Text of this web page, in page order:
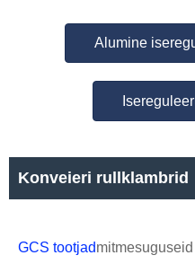
Alumine
Konveieri rullklambrid
GCS tootjad